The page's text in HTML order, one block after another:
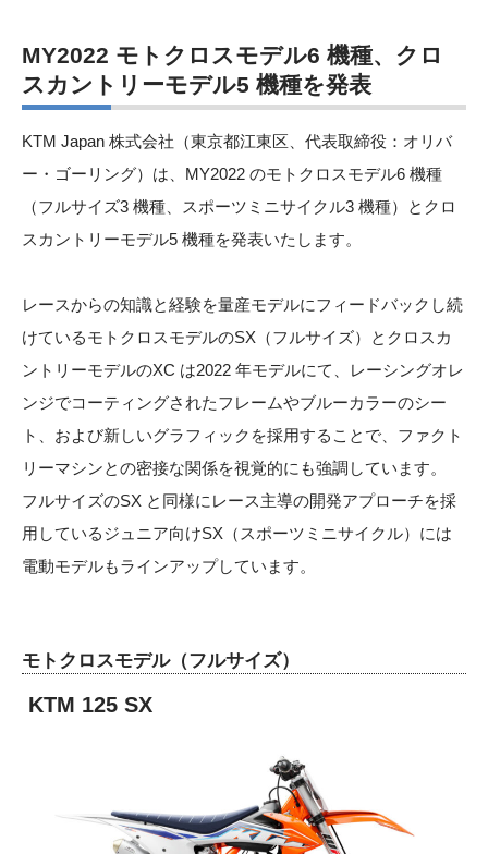
MY2022 モトクロスモデル6 機種、クロ
スカントリーモデル5 機種を発表
KTM Japan 株式会社（東京都江東区、代表取締役：オリバ
ー・ゴーリング）は、MY2022 のモトクロスモデル6 機種
（フルサイズ3 機種、スポーツミニサイクル3 機種）とクロ
スカントリーモデル5 機種を発表いたします。
レースからの知識と経験を量産モデルにフィードバックし続
けているモトクロスモデルのSX（フルサイズ）とクロスカ
ントリーモデルのXC は2022 年モデルにて、レーシングオレ
ンジでコーティングされたフレームやブルーカラーのシー
ト、および新しいグラフィックを採用することで、ファクト
リーマシンとの密接な関係を視覚的にも強調しています。
フルサイズのSX と同様にレース主導の開発アプローチを採
用しているジュニア向けSX（スポーツミニサイクル）には
電動モデルもラインアップしています。
モトクロスモデル（フルサイズ）
KTM 125 SX